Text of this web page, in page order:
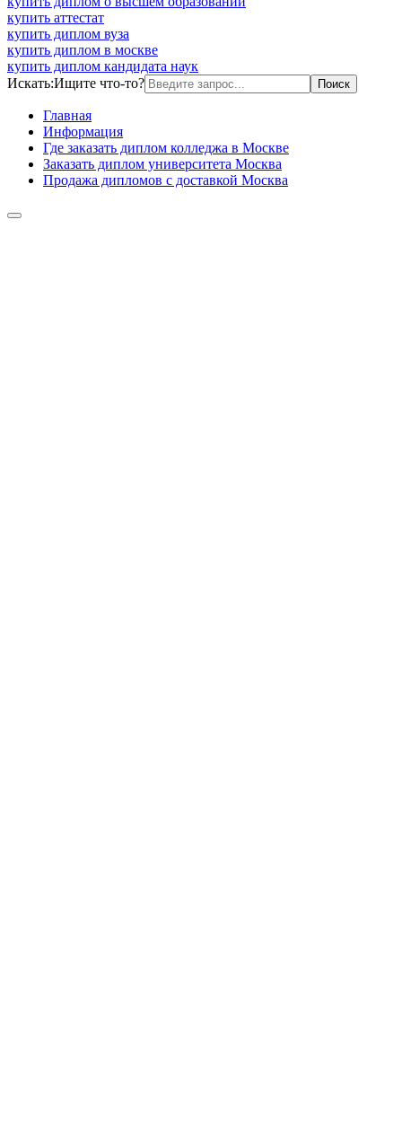
купить аттестат
купить диплом вуза
купить диплом в москве
купить диплом кандидата наук
Искать:Ищите что-то?
Главная
Информация
Где заказать диплом колледжа в Москве
Заказать диплом университета Москва
Продажа дипломов с доставкой Москва